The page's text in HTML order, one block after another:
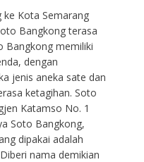
ke Kota Semarang
Bangkong terasa
Bangkong memiliki
dengan
jenis aneka sate dan
ketagihan. Soto
Katamso No. 1
Soto Bangkong,
dipakai adalah
nama demikian